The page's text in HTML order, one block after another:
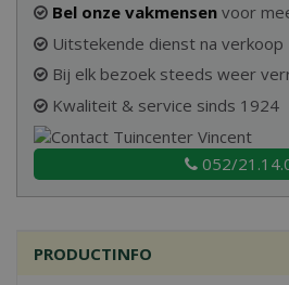
Bel onze vakmensen voor
Uitstekende dienst na verkoop
Bij elk bezoek steeds weer
Kwaliteit & service sinds 1924
052/
PRODUCTINFO